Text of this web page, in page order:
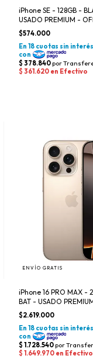
iPhone SE - 128GB -
USADO PREMIUM -
$574.000
ENVÍO GRATIS
iPhone 16 PRO MAX -
BAT - USADO
$2.619.000